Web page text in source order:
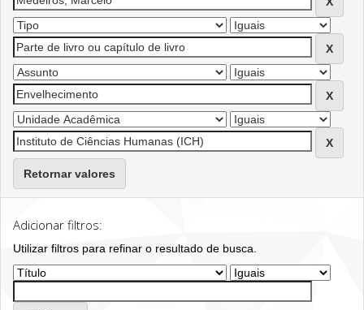
Retornar valores
Adicionar filtros:
Utilizar filtros para refinar o resultado de busca.